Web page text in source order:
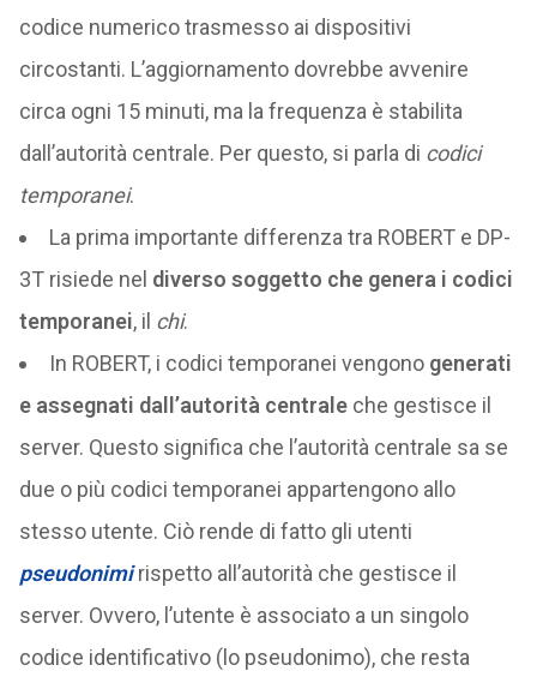
codice numerico trasmesso ai dispositivi
circostanti. L’aggiornamento dovrebbe avvenire
circa ogni 15 minuti, ma la frequenza è stabilita
dall’autorità centrale. Per questo, si parla di codici
temporanei.
La prima importante differenza tra ROBERT e DP-
3T risiede nel diverso soggetto che genera i codici
temporanei, il chi.
In ROBERT, i codici temporanei vengono generati
e assegnati dall’autorità centraleche gestisce il
server. Questo significa che l’autorità centrale sa se
due o più codici temporanei appartengono allo
stesso utente. Ciò rende di fatto gli utenti
pseudonimirispetto all’autorità che gestisce il
server. Ovvero, l’utente è associato a un singolo
codice identificativo (lo pseudonimo), che resta